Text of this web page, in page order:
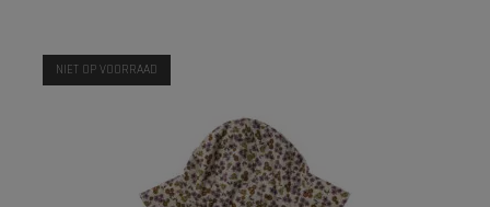
NIET OP VOORRAAD